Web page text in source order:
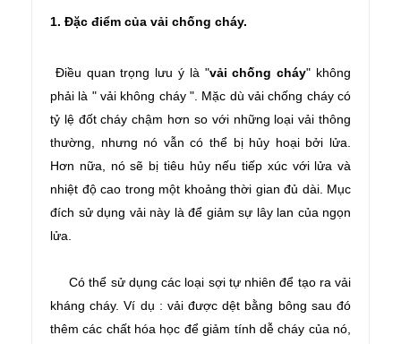
1. Đặc điểm của vải chống cháy.
Điều quan trọng lưu ý là "vải chống cháy" không
phải là " vải không cháy ". Mặc dù vải chống cháy có
tỷ lệ đốt cháy chậm hơn so với những loại vải thông
thường, nhưng nó vẫn có thể bị hủy hoại bởi lửa.
Hơn nữa, nó sẽ bị tiêu hủy nếu tiếp xúc với lửa và
nhiệt độ cao trong một khoảng thời gian đủ dài. Mục
đích sử dụng vải này là để giảm sự lây lan của ngọn
lửa.
Có thể sử dụng các loại sợi tự nhiên để tạo ra vải
kháng cháy. Ví dụ : vải được dệt bằng bông sau đó
thêm các chất hóa học để giảm tính dễ cháy của nó,